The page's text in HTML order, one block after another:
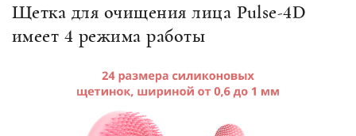
Щетка для очищения лица Pulse-4D
имеет 4 режима работы